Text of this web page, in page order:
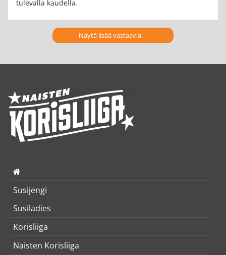
tulevalla kaudella.
Näytä lisää vastaavia
Susijengi
Susiladies
Korisliiga
Naisten Korisliiga